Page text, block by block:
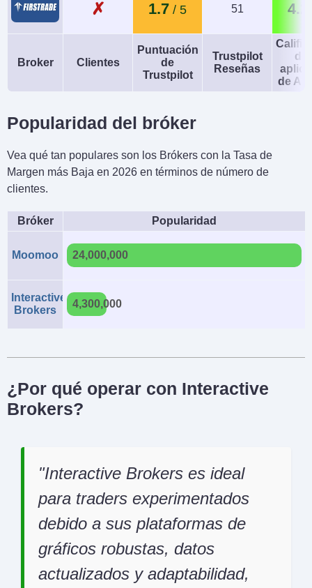
✗ 1.7 51 4.2
Broker Clientes
Puntuación
de
Trustpilot
Trustpilot
Reseñas
de
de
Popularidad del bróker
Vea qué tan populares son los Brókers con la Tasa de
Margen más Baja en 2026 en términos de número de
clientes.
Bróker Popularidad
Moomoo 24,000,000
Interactive
Brokers
4,300,000
¿Por qué operar con Interactive
Brokers?
Interactive Brokers es ideal
para traders experimentados
debido a sus plataformas de
gráficos robustas, datos
actualizados y adaptabilidad,